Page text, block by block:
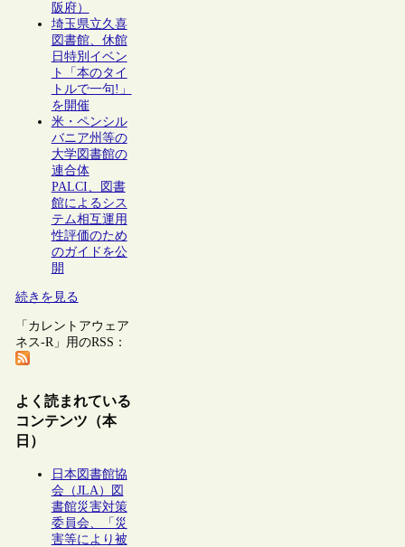
阪府）
埼玉県立久喜
図書館、休館
日特別イベン
ト「本のタイ
トルで一句!」
を開催
米・ペンシル
バニア州等の
大学図書館の
連合体
PALCI、図書
館によるシス
テム相互運用
性評価のため
のガイドを公
開
続きを見る
「カレントアウェア
ネス-R」用のRSS：
よく読まれている
コンテンツ（本
日）
日本図書館協
会（JLA）図
書館災害対策
委員会、「災
害等により被